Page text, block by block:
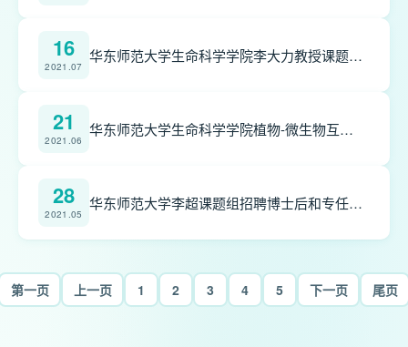
16
2021.07
华东师范大学生命科学学院李大力教授课题组招聘信息（基因编辑与细胞治疗课题组）
21
2021.06
华东师范大学生命科学学院植物-微生物互作课题组招聘博士后
28
2021.05
华东师范大学李超课题组招聘博士后和专任助理研究员
第一页 上一页 1 2 3 4 5 下一页 尾页